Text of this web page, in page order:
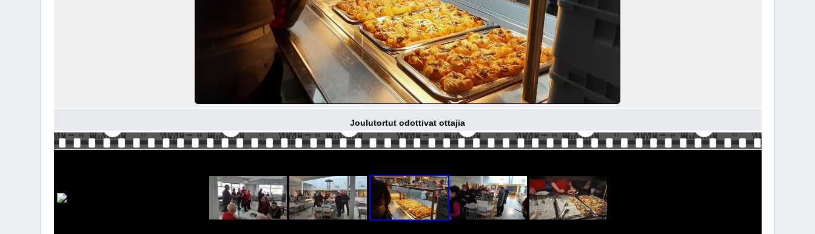
Joulutortut odottivat ottajia